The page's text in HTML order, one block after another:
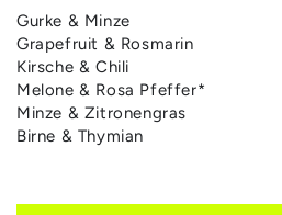
Gurke & Minze
Grapefruit & Rosmarin
Kirsche & Chili
Melone & Rosa Pfeffer*
Minze & Zitronengras
Birne & Thymian